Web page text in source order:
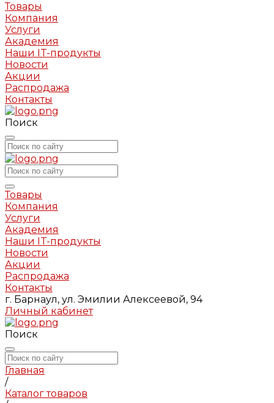
Товары
Компания
Услуги
Академия
Наши IT-продукты
Новости
Акции
Распродажа
Контакты
Поиск
Товары
Компания
Услуги
Академия
Наши IT-продукты
Новости
Акции
Распродажа
Контакты
г. Барнаул, ул. Эмилии Алексеевой, 94
Личный кабинет
Поиск
Главная
/
Каталог товаров